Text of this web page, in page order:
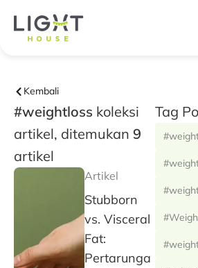
Kembali
#weightloss koleksi
artikel, ditemukan 9
artikel
Artikel
Stubborn
vs. Visceral
Fat:
Pertarunga
Tag